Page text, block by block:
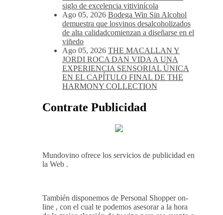
despide el verano por todo lo alto entre
viñedos, vino y mucho humor
Ago 05, 2026 Bodegas Protos,
reconocida con el Premio Extraordinario
Alimentos de España 2026 por casi un
siglo de excelencia vitivinícola
Ago 05, 2026 Bodega Win Sin Alcohol
demuestra que losvinos desalcoholizados
de alta calidadcomienzan a diseñarse en el
viñedo
Ago 05, 2026 THE MACALLAN Y
EXPERIENCIA SENSORIAL ÚNICA
HARMONY COLLECTION
Mundovino ofrece los servicios de publicidad en
la Web .